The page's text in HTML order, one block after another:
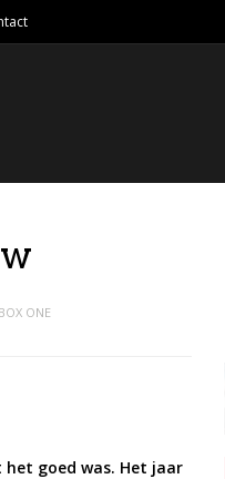
ONE
goed was. Het jaar